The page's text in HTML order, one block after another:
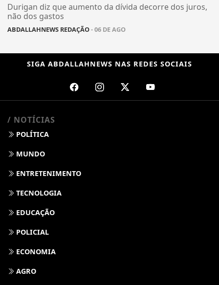
Durigan diz que aumento da dívida decorre dos juros,
não dos gastos
ABDALLAHNEWS REDAÇÃO- 06 DE AGO
SIGA ABDALLAHNEWS NAS REDES SOCIAIS
/ NOTÍCIAS
POLÍTICA
MUNDO
ENTRETENIMENTO
TECNOLOGIA
EDUCAÇÃO
POLICIAL
ECONOMIA
AGRO